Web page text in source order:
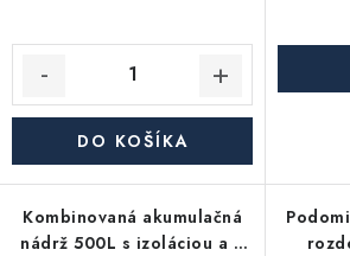
DO KOŠÍKA
Kombinovaná akumulačná
nádrž 500L s izoláciou a 2